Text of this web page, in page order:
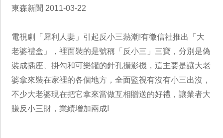
東森新聞 2011-03-22
電視劇「犀利人妻」引起反小三熱潮!有徵信社推出「大
老婆禮盒」，裡面裝的是號稱「反小三」三寶，分別是偽
裝成插座、掛勾和可樂罐的針孔攝影機，這主要是讓大老
婆拿來裝在家裡的各個地方，全面監視有沒有小三出沒，
不少大老婆現在把它拿來當做互相贈送的好禮，讓業者大
賺反小三財，業績增加兩成!